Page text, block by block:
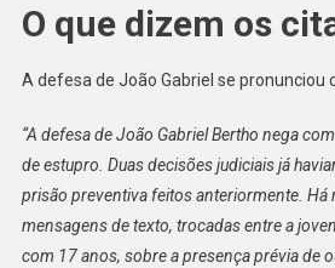
O que dizem os
A defesa de João Gabriel se pronunciou
“A defesa de João Gabriel Bertho nega
de estupro. Duas decisões judiciais já
prisão preventiva feitos anteriormente. Há
mensagens de texto, trocadas entre a
com 17 anos, sobre a presença prévia de